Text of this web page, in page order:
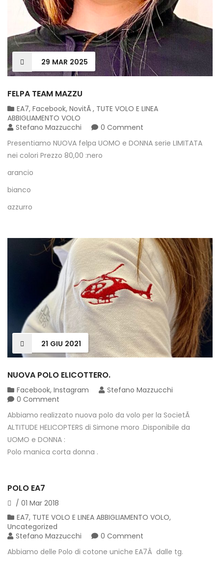
29 MAR 2025
FELPA TEAM MAZZU
EA7, Facebook, NovitÃ , TUTE VOLO E LINEA
ABBIGLIAMENTO VOLO
Stefano Mazzucchi
0 Comment
Presentiamo NUOVA felpa UOMO e DONNA serie LIMITATA
nei colori Prezzo 80,00 :nero
arancio
bianco
azzurro
21 GIU 2021
NUOVA POLO ELICOTTERO.
Facebook, Instagram
Stefano Mazzucchi
0 Comment
Abbiamo realizzato nuova polo da volo per la SocietÃ
ALTITUDE HELICOPTERS di Simone moro .Disponibile da
UOMO e DONNA :
Polo manica corta donna .
POLO EA7
/ 01 Mar 2018
EA7, TUTE VOLO E LINEA ABBIGLIAMENTO VOLO,
Uncategorized
Stefano Mazzucchi
0 Comment
Abbiamo delle Polo di cotone uniche EA7Â dalle tg.